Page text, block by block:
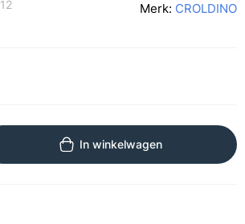
Merk: CROLDINO
In winkelwagen